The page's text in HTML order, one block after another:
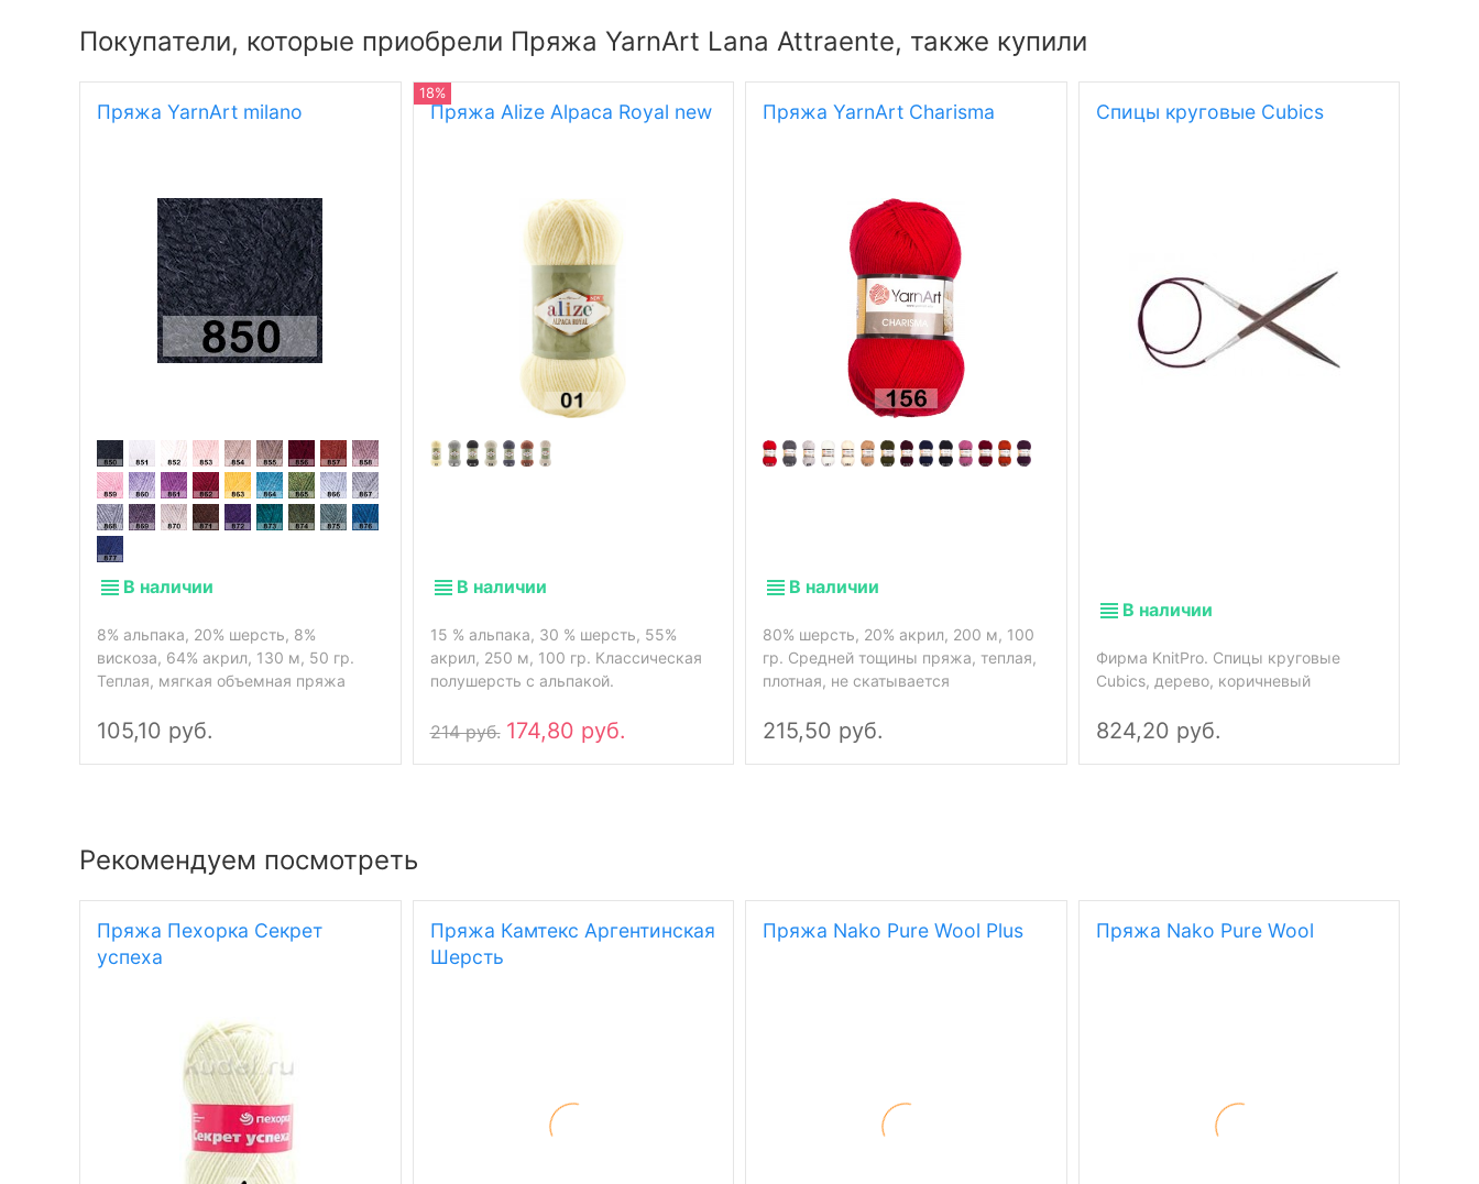
Покупатели, которые приобрели Пряжа YarnArt Lana Attraente, также купили
Пряжа YarnArt milano
В наличии
8% альпака, 20% шерсть, 8%
вискоза, 64% акрил, 130 м, 50 гр.
Теплая, мягкая объемная пряжа
105,10 руб.
Пряжа Alize Alpaca Royal new
В наличии
15 % альпака, 30 % шерсть, 55%
акрил, 250 м, 100 гр. Классическая
полушерсть с альпакой.
214 руб. 174,80 руб.
18%
Пряжа YarnArt Charisma
В наличии
80% шерсть, 20% акрил, 200 м, 100
гр. Средней тощины пряжа, теплая,
плотная, не скатывается
215,50 руб.
Спицы круговые Cubics
В наличии
Фирма KnitPro. Спицы круговые
Cubics, дерево, коричневый
824,20 руб.
Рекомендуем посмотреть
Пряжа Пехорка Секрет
успеха
Пряжа Камтекс Аргентинская
Шерсть
Пряжа Nako Pure Wool Plus Пряжа Nako Pure Wool